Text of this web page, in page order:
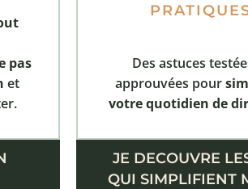
pas
et
Des astuces
approuvées pour
votre quotidien de
JE DECOUVRE
QUI SIMPLIFIENT